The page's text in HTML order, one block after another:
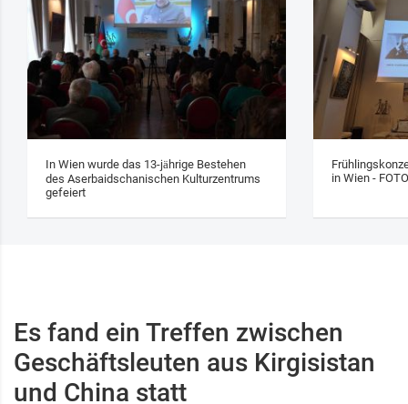
In Wien wurde das 13‑jährige Bestehen
des Aserbaidschanischen Kulturzentrums
gefeiert
in Wien - FOTO
Es fand ein Treffen zwischen
Geschäftsleuten aus Kirgisistan
und China statt